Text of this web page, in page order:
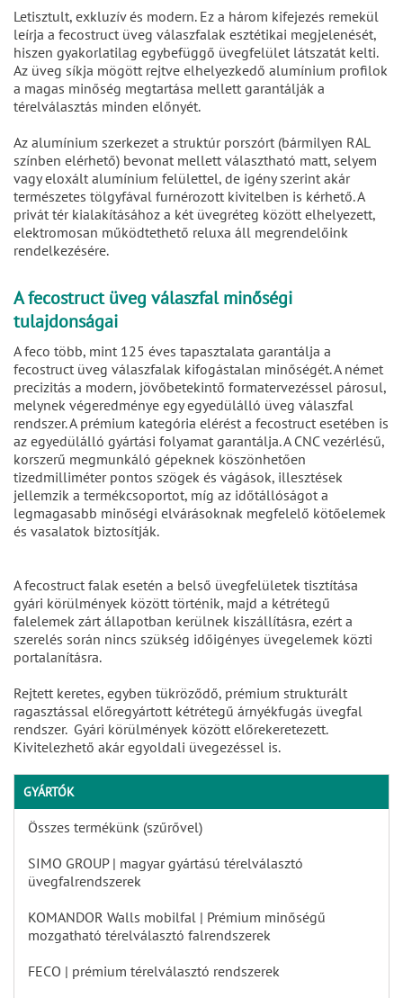
Letisztult, exkluzív és modern. Ez a három kifejezés remekül
leírja a fecostruct üveg válaszfalak esztétikai megjelenését,
hiszen gyakorlatilag egybefüggő üvegfelület látszatát kelti.
Az üveg síkja mögött rejtve elhelyezkedő alumínium profilok
a magas minőség megtartása mellett garantálják a
térelválasztás minden előnyét.
Az alumínium szerkezet a struktúr porszórt (bármilyen RAL
színben elérhető) bevonat mellett választható matt, selyem
vagy eloxált alumínium felülettel, de igény szerint akár
természetes tölgyfával furnérozott kivitelben is kérhető. A
privát tér kialakításához a két üvegréteg között elhelyezett,
elektromosan működtethető reluxa áll megrendelőink
rendelkezésére.
A fecostruct üveg válaszfal minőségi
tulajdonságai
A feco több, mint 125 éves tapasztalata garantálja a
fecostruct üveg válaszfalak kifogástalan minőségét. A német
precizitás a modern, jövőbetekintő formatervezéssel párosul,
melynek végeredménye egy egyedülálló üveg válaszfal
rendszer. A prémium kategória elérést a fecostruct esetében is
az egyedülálló gyártási folyamat garantálja. A CNC vezérlésű,
korszerű megmunkáló gépeknek köszönhetően
tizedmilliméter pontos szögek és vágások, illesztések
jellemzik a termékcsoportot, míg az időtállóságot a
legmagasabb minőségi elvárásoknak megfelelő kötőelemek
és vasalatok biztosítják.
A fecostruct falak esetén a belső üvegfelületek tisztítása
gyári körülmények között történik, majd a kétrétegű
falelemek zárt állapotban kerülnek kiszállításra, ezért a
szerelés során nincs szükség időigényes üvegelemek közti
portalanításra.
Rejtett keretes, egyben tükröződő, prémium strukturált
ragasztással előregyártott kétrétegű árnyékfugás üvegfal
rendszer. Gyári körülmények között előrekeretezett.
Kivitelezhető akár egyoldali üvegezéssel is.
GYÁRTÓK
Összes termékünk (szűrővel)
SIMO GROUP | magyar gyártású térelválasztó
üvegfalrendszerek
KOMANDOR Walls mobilfal | Prémium minőségű
mozgatható térelválasztó falrendszerek
FECO | prémium térelválasztó rendszerek